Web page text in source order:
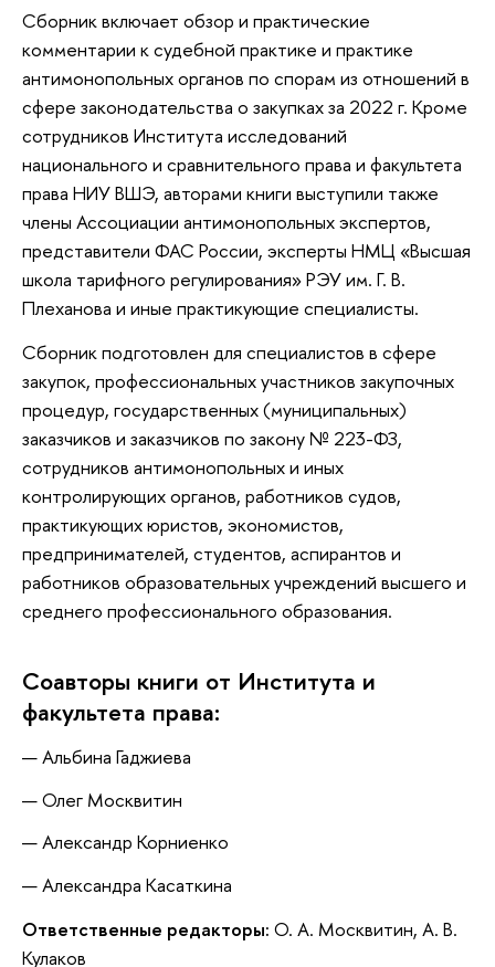
Сборник включает обзор и практические
комментарии к судебной практике и практике
антимонопольных органов по спорам из отношений в
сфере законодательства о закупках за 2022 г. Кроме
сотрудников Института исследований
национального и сравнительного права и факультета
права НИУ ВШЭ, авторами книги выступили также
члены Ассоциации антимонопольных экспертов,
представители ФАС России, эксперты НМЦ «Высшая
школа тарифного регулирования» РЭУ им. Г. В.
Плеханова и иные практикующие специалисты.
Сборник подготовлен для специалистов в сфере
закупок, профессиональных участников закупочных
процедур, государственных (муниципальных)
заказчиков и заказчиков по закону № 223-ФЗ,
сотрудников антимонопольных и иных
контролирующих органов, работников судов,
практикующих юристов, экономистов,
предпринимателей, студентов, аспирантов и
работников образовательных учреждений высшего и
среднего профессионального образования.
Соавторы книги от Института и
факультета права:
Альбина Гаджиева
Олег Москвитин
Александр Корниенко
Александра Касаткина
Ответственные редакторы: О. А. Москвитин, А. В.
Кулаков